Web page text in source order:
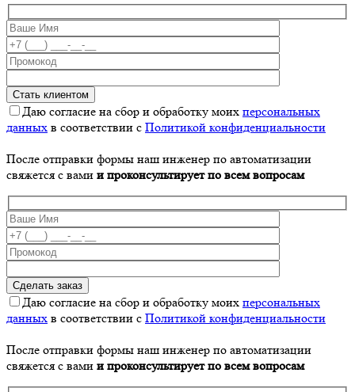
Даю согласие на сбор и обработку моих персональных
данных в соответствии с Политикой конфиденциальности
После отправки формы наш инженер по автоматизации
свяжется с вами и проконсультирует по всем вопросам
Даю согласие на сбор и обработку моих персональных
данных в соответствии с Политикой конфиденциальности
После отправки формы наш инженер по автоматизации
свяжется с вами и проконсультирует по всем вопросам